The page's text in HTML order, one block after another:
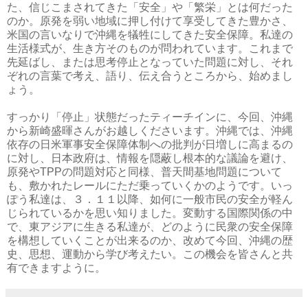
た、信じこまされてきた「安全」や「繁栄」とは何だった
のか。原発を弱い地域に押し付けて享受してきた豊かさ、
米国の言いなりで沖縄を犠牲にしてきた安全保障。私達の
生活様式が、生き方そのものが問われています。これまで
先延ばし、または思考停止となっていた問題に対し、それ
ぞれの言葉で考え、語り、伝え合うところから、始めまし
ょう。
すっかり「停止」状態だったティーチインに、今回、沖縄
から新崎盛暉さんがお越しくださいます。沖縄では、沖縄
依存の日米軍事安全保障体制への批判が日増しに高まるの
に対し、日本政府は、情報を隠蔽し根本的な議論を避け、
原発やTPPの問題対応と同様、普天間基地問題について
も、敷かれたレールにただ乗っていくかのようです。いっ
ぽう私達は、３．１１以降、如何に一般市民の安全が軽ん
じられているかを思い知りました。変動する国際関係の中
で、東アジアに生きる私達が、どのように民衆の安全保障
を構想していくことが出来るのか、改めて今回、沖縄の歴
史、思想、運動から学び考えたい。この機会を皆さんと共
有できますように。